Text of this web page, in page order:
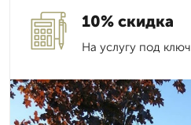
10% скидка
На услугу под ключ